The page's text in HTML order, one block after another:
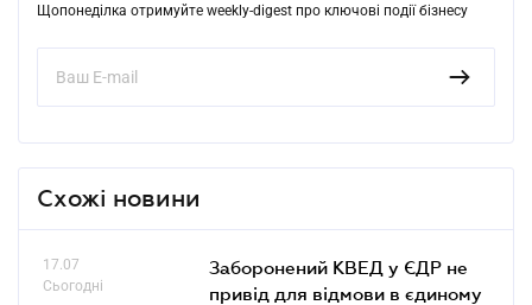
Щопонеділка отримуйте weekly-digest про ключові події бізнесу
Схожі новини
17.07
Сьогодні
Заборонений КВЕД у ЄДР не
привід для відмови в єдиному